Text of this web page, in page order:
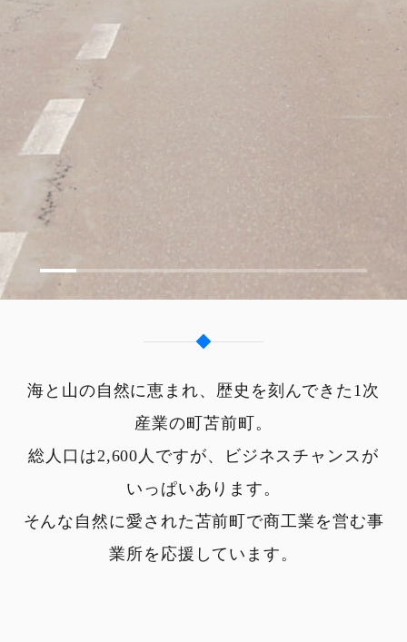
海と山の自然に恵まれ、歴史を刻んできた1次
産業の町苫前町。
総人口は2,600人ですが、ビジネスチャンスが
いっぱいあります。
そんな自然に愛された苫前町で商工業を営む事
業所を応援しています。